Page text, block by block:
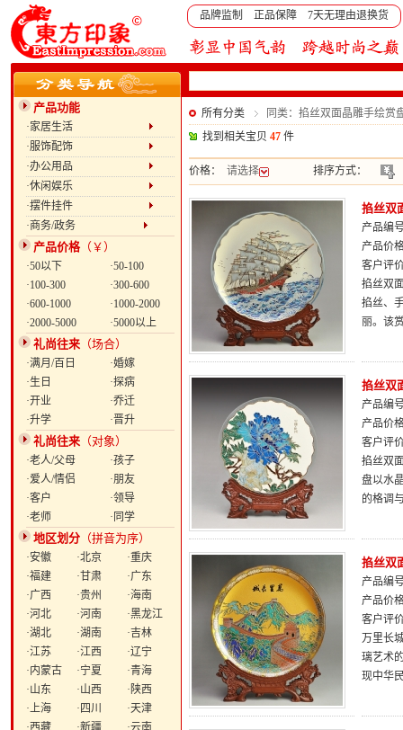
品牌监制 正品保障 7天无理由退换货
产品功能
·家居生活
·服饰配饰
·办公用品
·休闲娱乐
·摆件挂件
·商务/政务
产品价格（￥）
·50以下
·50-100
·100-300
·300-600
·600-1000
·1000-2000
·2000-5000
·5000以上
礼尚往来 （场合）
·满月/百日
·婚嫁
·生日
·探病
·开业
·乔迁
·升学
·晋升
礼尚往来 （对象）
·老人/父母
·孩子
·爱人/情侣
·朋友
·客户
·领导
·老师
·同学
地区划分 （拼音为序）
·安徽 ·北京
·重庆
·福建
·甘肃
·广东
·广西
·贵州
·海南
·河北
·河南
·黑龙江
·湖北
·湖南
·吉林
·江苏
·江西
·辽宁
·内蒙古
·宁夏
·青海
·山东
·山西
·陕西
·上海
·四川
·天津
·西藏
·新疆
·云南
所有分类
同类：掐丝双面晶雕手绘赏
找到相关宝贝 47 件
价格： 请选择 排序方式：
掐丝双
产品编
产品价
客户评
掐丝双
掐丝、
丽。该
掐丝双
产品编
产品价
客户评
掐丝双
盘以水
的格调
掐丝双
产品编
产品价
客户评
万里长
璃艺术
现中华